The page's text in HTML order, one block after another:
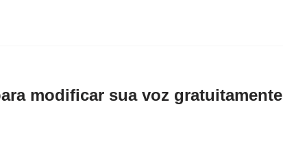
modificar sua voz gratuitamente